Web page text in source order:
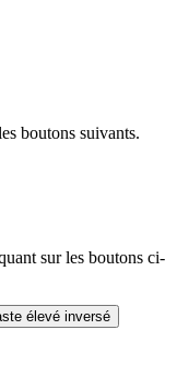
boutons suivants.
sur les boutons ci-
élevé inversé